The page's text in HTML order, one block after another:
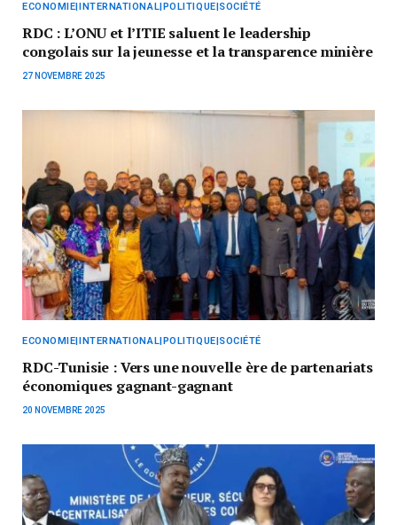
ECONOMIE|INTERNATIONAL|POLITIQUE|SOCIÉTÉ
RDC : L’ONU et l’ITIE saluent le leadership
congolais sur la jeunesse et la transparence minière
27 NOVEMBRE 2025
ECONOMIE|INTERNATIONAL|POLITIQUE|SOCIÉTÉ
RDC-Tunisie : Vers une nouvelle ère de partenariats
économiques gagnant-gagnant
20 NOVEMBRE 2025